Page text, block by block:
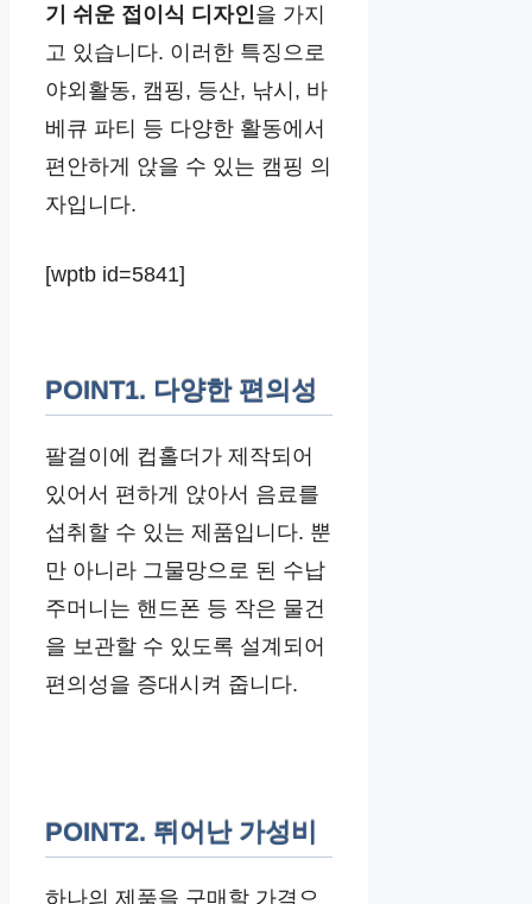
기 쉬운 접이식 디자인을 가지
고 있습니다. 이러한 특징으로
야외활동, 캠핑, 등산, 낚시, 바
베큐 파티 등 다양한 활동에서
편안하게 앉을 수 있는 캠핑 의
자입니다.
[wptb id=5841]
POINT1. 다양한 편의성
팔걸이에 컵홀더가 제작되어
있어서 편하게 앉아서 음료를
섭취할 수 있는 제품입니다. 뿐
만 아니라 그물망으로 된 수납
주머니는 핸드폰 등 작은 물건
을 보관할 수 있도록 설계되어
편의성을 증대시켜 줍니다.
POINT2. 뛰어난 가성비
하나의 제품을 구매할 가격으